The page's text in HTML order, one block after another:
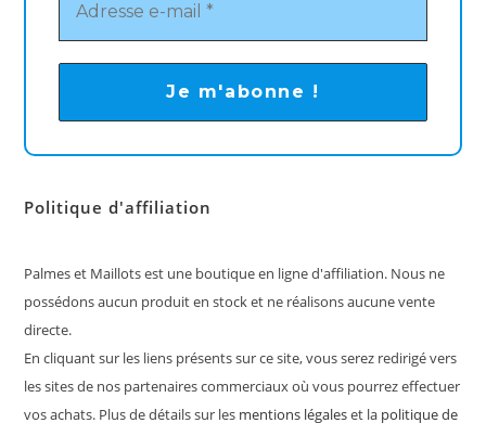
Politique d'affiliation
Palmes et Maillots est une boutique en ligne d'affiliation. Nous ne
possédons aucun produit en stock et ne réalisons aucune vente
directe.
En cliquant sur les liens présents sur ce site, vous serez redirigé vers
les sites de nos partenaires commerciaux où vous pourrez effectuer
vos achats. Plus de détails sur les mentions légaleset la politique de